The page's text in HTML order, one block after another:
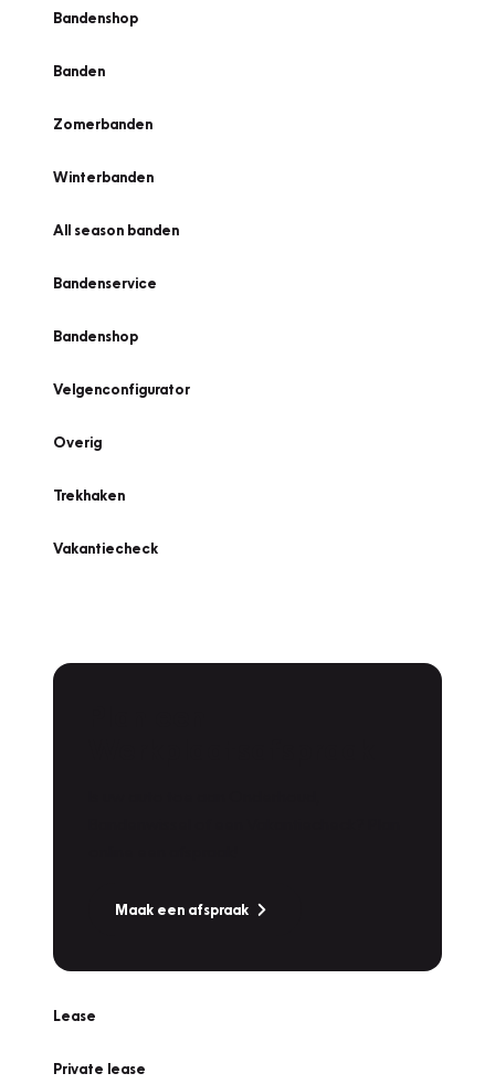
Bandenshop
Banden
Zomerbanden
Winterbanden
All season banden
Bandenservice
Bandenshop
Velgenconfigurator
Overig
Trekhaken
Vakantiecheck
Maak een afspraak
Lease
Private lease